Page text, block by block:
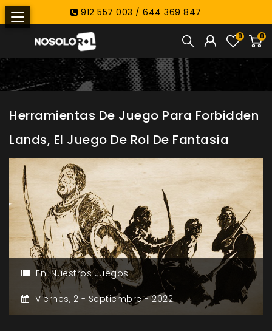
912 557 003 / 644 369 847
0
0
Herramientas De Juego Para Forbidden
Lands, El Juego De Rol De Fantasía
En:Nuestros Juegos
Viernes, 2 - Septiembre -2022